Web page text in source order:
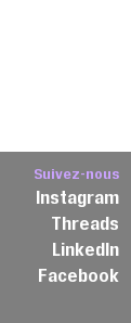
Suivez-nous
Instagram
Threads
LinkedIn
Facebook